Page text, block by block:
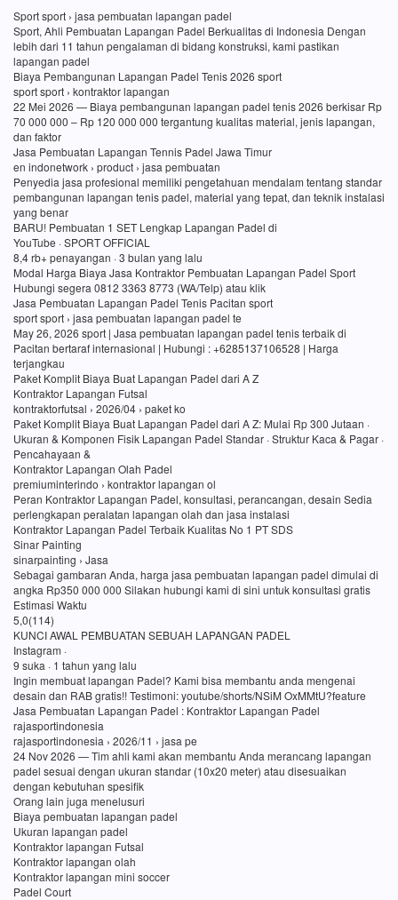
Sport sport › jasa pembuatan lapangan padel
Sport, Ahli Pembuatan Lapangan Padel Berkualitas di Indonesia Dengan
lebih dari 11 tahun pengalaman di bidang konstruksi, kami pastikan
lapangan padel
Biaya Pembangunan Lapangan Padel Tenis 2026 sport
sport sport › kontraktor lapangan
22 Mei 2026 — Biaya pembangunan lapangan padel tenis 2026 berkisar Rp
70 000 000 – Rp 120 000 000 tergantung kualitas material, jenis lapangan,
dan faktor
Jasa Pembuatan Lapangan Tennis Padel Jawa Timur
en indonetwork › product › jasa pembuatan
Penyedia jasa profesional memiliki pengetahuan mendalam tentang standar
pembangunan lapangan tenis padel, material yang tepat, dan teknik instalasi
yang benar
BARU! Pembuatan 1 SET Lengkap Lapangan Padel di
YouTube · SPORT OFFICIAL
8,4 rb+ penayangan · 3 bulan yang lalu
Modal Harga Biaya Jasa Kontraktor Pembuatan Lapangan Padel Sport
Hubungi segera 0812 3363 8773 (WA/Telp) atau klik
Jasa Pembuatan Lapangan Padel Tenis Pacitan sport
sport sport › jasa pembuatan lapangan padel te
May 26, 2026 sport | Jasa pembuatan lapangan padel tenis terbaik di
Pacitan bertaraf internasional | Hubungi : +6285137106528 | Harga
terjangkau
Paket Komplit Biaya Buat Lapangan Padel dari A Z
Kontraktor Lapangan Futsal
kontraktorfutsal › 2026/04 › paket ko
Paket Komplit Biaya Buat Lapangan Padel dari A Z: Mulai Rp 300 Jutaan ·
Ukuran & Komponen Fisik Lapangan Padel Standar · Struktur Kaca & Pagar ·
Pencahayaan &
Kontraktor Lapangan Olah Padel
premiuminterindo › kontraktor lapangan ol
Peran Kontraktor Lapangan Padel, konsultasi, perancangan, desain Sedia
perlengkapan peralatan lapangan olah dan jasa instalasi
Kontraktor Lapangan Padel Terbaik Kualitas No 1 PT SDS
Sinar Painting
sinarpainting › Jasa
Sebagai gambaran Anda, harga jasa pembuatan lapangan padel dimulai di
angka Rp350 000 000 Silakan hubungi kami di sini untuk konsultasi gratis
Estimasi Waktu
5,0(114)
KUNCI AWAL PEMBUATAN SEBUAH LAPANGAN PADEL
Instagram ·
9 suka · 1 tahun yang lalu
Ingin membuat lapangan Padel? Kami bisa membantu anda mengenai
desain dan RAB gratis!! Testimoni: youtube/shorts/NSiM OxMMtU?feature
Jasa Pembuatan Lapangan Padel : Kontraktor Lapangan Padel
rajasportindonesia
rajasportindonesia › 2026/11 › jasa pe
24 Nov 2026 — Tim ahli kami akan membantu Anda merancang lapangan
padel sesuai dengan ukuran standar (10x20 meter) atau disesuaikan
dengan kebutuhan spesifik
Orang lain juga menelusuri
Biaya pembuatan lapangan padel
Ukuran lapangan padel
Kontraktor lapangan Futsal
Kontraktor lapangan olah
Kontraktor lapangan mini soccer
Padel Court